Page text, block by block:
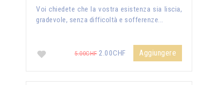
Voi chiedete che la vostra esistenza sia liscia,
gradevole, senza difficoltà e sofferenze...
5.00CHF2.00CHF Aggiungere